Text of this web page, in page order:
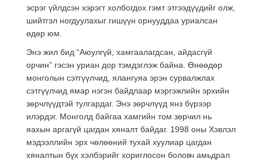
эсрэг үйлдсэн хэрэгт холбогдох гэмт этгээдүүдийг олж,
шийтгэл ногдуулахыг гишүүн орнууддаа уриалсан
өдөр юм.
Энэ жил бид “Аюулгүй, хамгаалагдсан, айдасгүй
орчин” гэсэн уриан дор тэмдэглэж байна. Өнөөдөр
монголын сэтгүүлчид, ялангуяа эрэн сурвалжлах
сэтгүүлчид ямар нэгэн байдлаар мэргэжлийн эрхийн
зөрчлүүдтэй тулгардаг. Энэ зөрчлүүд янз бүрээр
илэрдэг. Монголд байгаа хамгийн том зөрчил нь
яахын аргагүй цагдан хяналт байдаг. 1998 оны Хэвлэл
мэдээллийн эрх чөлөөний тухай хуулиар цагдан
хяналтын бүх хэлбэрийг хориглосон боловч амьдрал